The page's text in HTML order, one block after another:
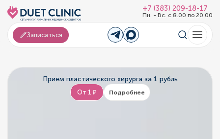
+7 (383) 209-18-17
Пн. - Вс. с 8.00 по 20.00
Записаться
Прием пластического хирурга за 1 рубль
От 1 ₽ Подробнее